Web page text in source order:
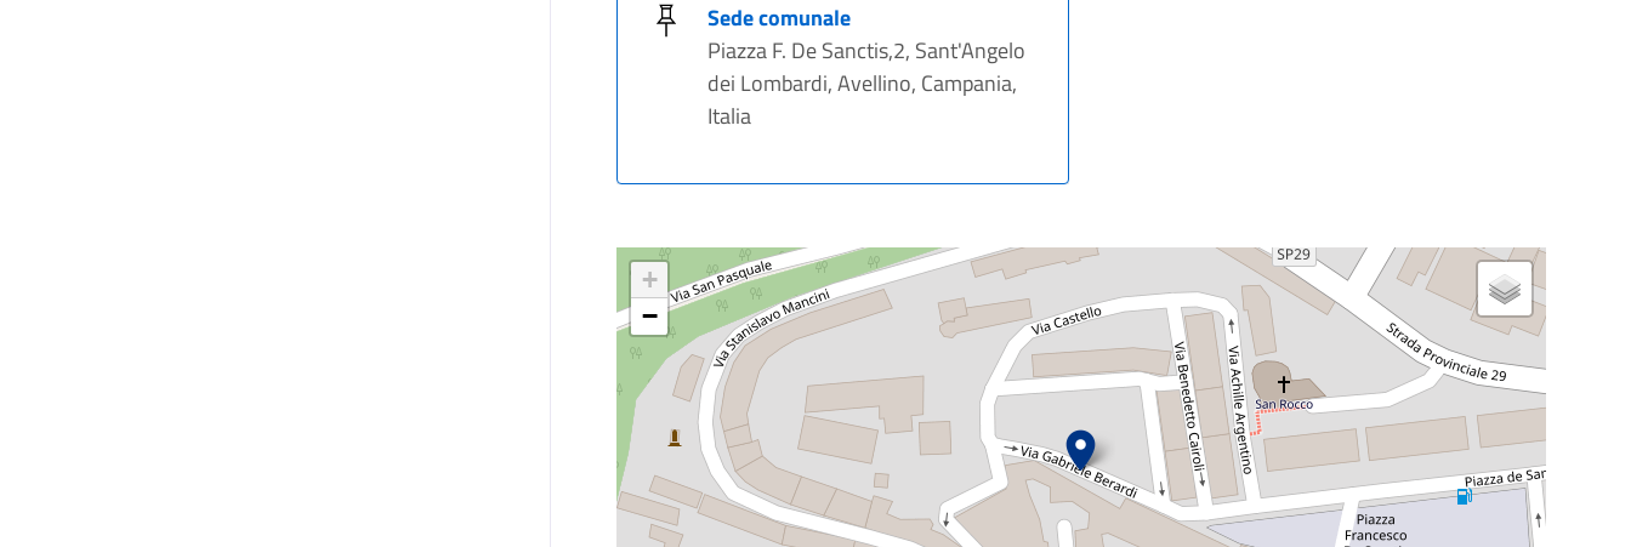
Sede comunale
Piazza F. De Sanctis,2, Sant'Angelo
dei Lombardi, Avellino, Campania,
Italia
+
−